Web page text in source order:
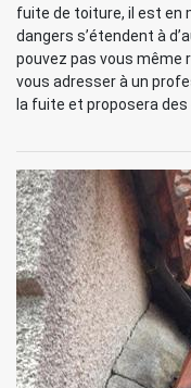
fuite de toiture, il est en
dangers s’étendent à
pouvez pas vous même
vous adresser à un
la fuite et proposera